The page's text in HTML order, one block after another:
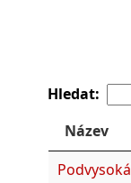
Hledat:
Název
Podvysoká